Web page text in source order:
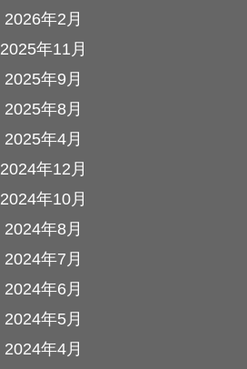
2026年2月
2025年11月
2025年9月
2025年8月
2025年4月
2024年12月
2024年10月
2024年8月
2024年7月
2024年6月
2024年5月
2024年4月